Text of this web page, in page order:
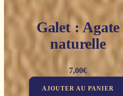
Galet : Agate
naturelle
7,00€
AJOUTER AU PANIER